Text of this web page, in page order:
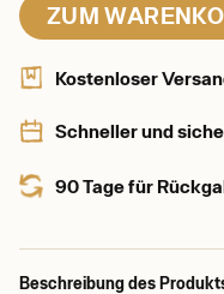
ZUM
Kostenloser
Schneller und
90 Tage für
Beschreibung des